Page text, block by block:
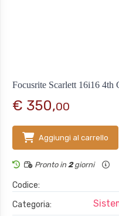
Focusrite Scarlett 16i16 4th
€ 350,00
Aggiungi al carrello
Pronto in 2giorni
Codice:
Categoria: